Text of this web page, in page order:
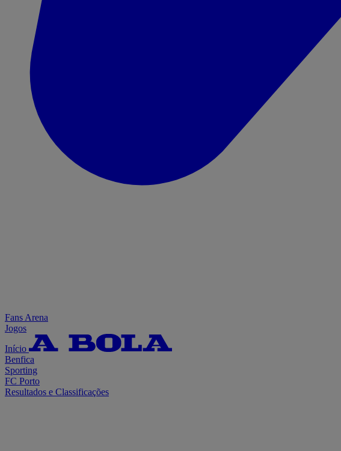
Fans Arena
Jogos
Início
Benfica
Sporting
FC Porto
Resultados e Classificações